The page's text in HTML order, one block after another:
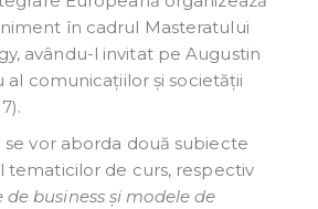
în cadrul Masteratului
avându-l invitat pe Augustin
al comunicațiilor și societății
vor aborda două subiecte
tematicilor de curs, respectiv
business și modele de